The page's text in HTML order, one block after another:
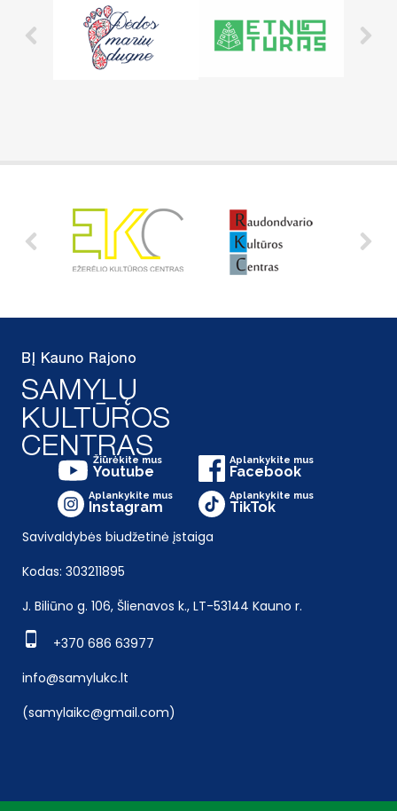
Žiūrėkite mus
Youtube
Aplankykite mus
Facebook
Aplankykite mus
Instagram
Aplankykite mus
TikTok
Savivaldybės biudžetinė įstaiga
Kodas: 303211895
J. Biliūno g. 106, Šlienavos k., LT-53144 Kauno r.
+370 686 63977
info@samylukc.lt
(samylaikc@gmail.com)